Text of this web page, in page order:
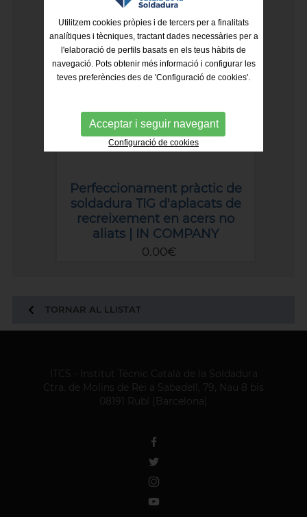
Perfeccionament pràctic de
soldadura TIG d'aplacats de
recreixement en acers no
aliats | IN COMPANY
0.00€
TORNAR AL LLISTAT
ITCS - Institut Tècnic Català de la Soldadura
Ctra. de Molins de Rei a Sabadell, 79, Nau 8 bis
08191 Rubí (Barcelona)
Utilitzem cookies pròpies i de tercers per a finalitats
analítiques i tècniques, tractant dades necessàries per a
l'elaboració de perfils basats en els teus hàbits de
navegació. Pots obtenir més informació i configurar les
teves preferències des de 'Configuració de cookies'.
Acceptar i seguir navegant
Configuració de cookies